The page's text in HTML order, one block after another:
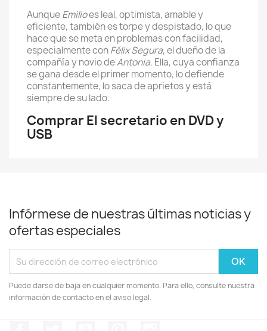
AunqueEmilioes leal, optimista, amable y
eficiente, también es torpe y despistado, lo que
hace que se meta en problemas con facilidad,
especialmente conFélix Segura, el dueño de la
compañía y novio deAntonia. Ella, cuya confianza
se gana desde el primer momento, lo defiende
constantemente, lo saca de aprietos y está
siempre de su lado.
Comprar El secretario en DVD y
USB
Infórmese de nuestras últimas noticias y
ofertas especiales
Puede darse de baja en cualquier momento. Para ello, consulte nuestra
información de contacto en el aviso legal.